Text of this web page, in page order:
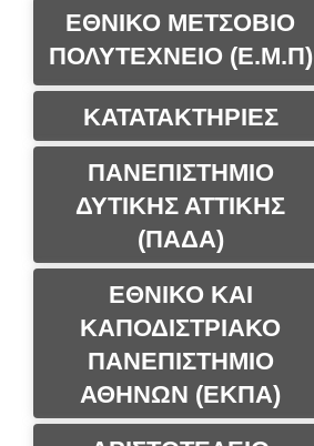
ΕΘΝΙΚΟ ΜΕΤΣΟΒΙΟ
ΠΟΛΥΤΕΧΝΕΙΟ (Ε.Μ.Π)
ΚΑΤΑΤΑΚΤΗΡΙΕΣ
ΠΑΝΕΠΙΣΤΗΜΙΟ
ΔΥΤΙΚΗΣ ΑΤΤΙΚΗΣ
(ΠΑΔΑ)
ΕΘΝΙΚΟ ΚΑΙ
ΚΑΠΟΔΙΣΤΡΙΑΚΟ
ΠΑΝΕΠΙΣΤΗΜΙΟ
ΑΘΗΝΩΝ (ΕΚΠΑ)